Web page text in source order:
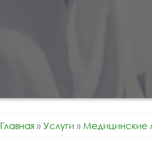
Главная » Услуги » Медицинские